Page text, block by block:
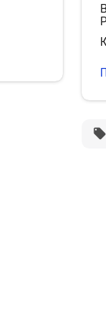
local_offer